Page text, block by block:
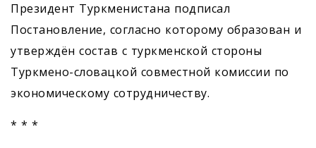
Президент Туркменистана подписал
Постановление, согласно которому образован и
утверждён состав с туркменской стороны
Туркмено-словацкой совместной комиссии по
экономическому сотрудничеству.
* * *